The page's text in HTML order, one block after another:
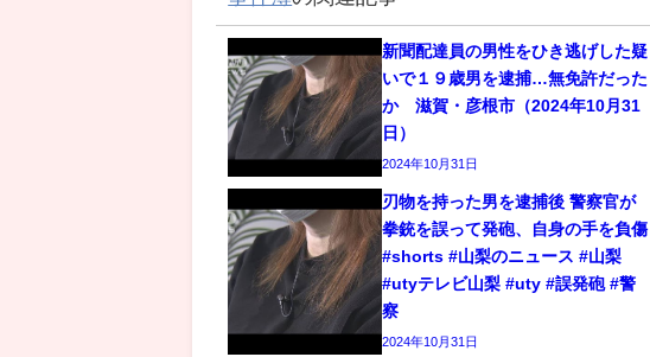
新聞配達員の男性をひき逃げした疑
いで１９歳男を逮捕…無免許だった
か 滋賀・彦根市（2024年10月31
日）
2024年10月31日
刃物を持った男を逮捕後 警察官が
拳銃を誤って発砲、自身の手を負傷
#shorts #山梨のニュース #山梨
#utyテレビ山梨 #uty #誤発砲 #警
察
2024年10月31日